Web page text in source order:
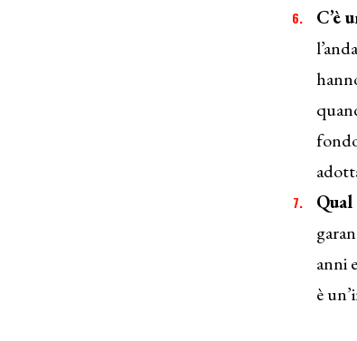
C’è
anni
è